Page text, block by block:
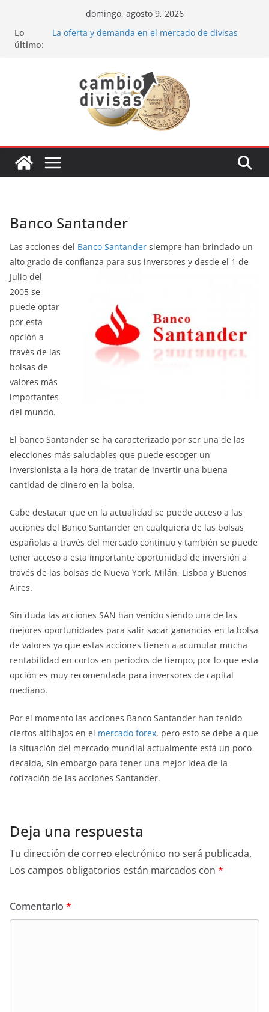
contenido
domingo, agosto 9, 2026
Lo
último:
La oferta y demanda en el mercado de divisas
Oportunidades de inversión en el sector petrolero
en 2024
Los bancos más recomendados para invertir en
Estrategia de los soldados Forex
Banco Santander
Las acciones del Banco Santander siempre han brindado un
alto grado de confianza para sus inversores y desde el 1 de
Julio del
2005 se
puede optar
por esta
opción a
través de las
bolsas de
valores más
importantes
del mundo.
El banco Santander se ha caracterizado por ser una de las
elecciones más saludables que puede escoger un
inversionista a la hora de tratar de invertir una buena
cantidad de dinero en la bolsa.
Cabe destacar que en la actualidad se puede acceso a las
acciones del Banco Santander en cualquiera de las bolsas
españolas a través del mercado continuo y también se puede
tener acceso a esta importante oportunidad de inversión a
través de las bolsas de Nueva York, Milán, Lisboa y Buenos
Aires.
Sin duda las acciones SAN han venido siendo una de las
mejores oportunidades para salir sacar ganancias en la bolsa
de valores ya que estas acciones tienen a acumular mucha
rentabilidad en cortos en periodos de tiempo, por lo que esta
opción es muy recomendada para inversores de capital
mediano.
Por el momento las acciones Banco Santander han tenido
ciertos altibajos en el mercado forex, pero esto se debe a que
la situación del mercado mundial actualmente está un poco
decaída, sin embargo para tener una mejor idea de la
cotización de las acciones Santander.
Deja una respuesta
Tu dirección de correo electrónico no será publicada.
Los campos obligatorios están marcados con *
Comentario *